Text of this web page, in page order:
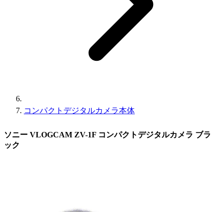
コンパクトデジタルカメラ本体
ソニー VLOGCAM ZV-1F コンパクトデジタルカメラ ブラ
ック